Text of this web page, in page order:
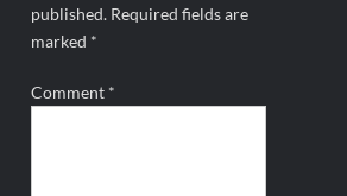
published. Required fields are
marked *
Comment *